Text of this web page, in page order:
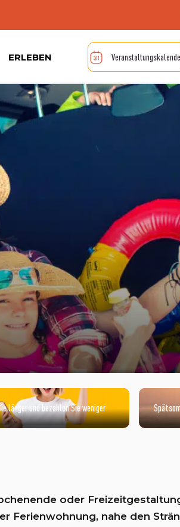
ERLEBEN
länger und bezahlen Sie weniger
oder
Ferienwohnung, nahe den